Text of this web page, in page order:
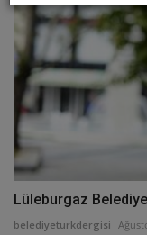
Lüleburgaz
belediyeturkdergisi